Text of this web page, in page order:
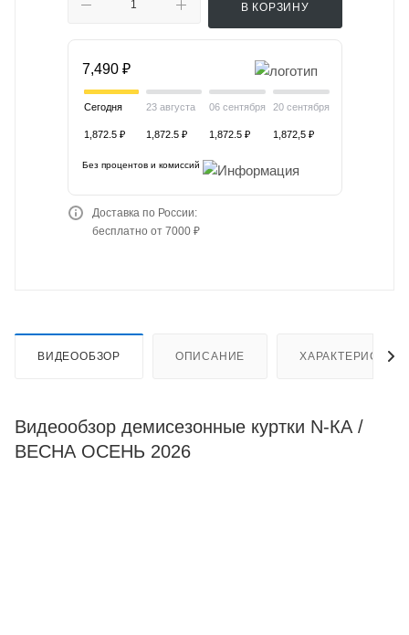
В КОРЗИНУ
7,490 ₽
Сегодня
1,872.5 ₽
23 августа
1,872.5 ₽
06 сентября
1,872.5 ₽
20 сентября
1,872,5 ₽
Без процентов и комиссий
Доставка по России:
бесплатно от 7000 ₽
ВИДЕООБЗОР ОПИСАНИЕ
Видеообзор демисезонные куртки N-КА /
ВЕСНА ОСЕНЬ 2026